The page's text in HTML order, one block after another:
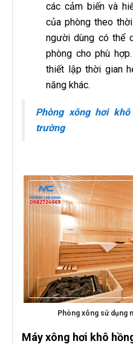
các cảm biến và
của phòng theo
người dùng có thể
phòng cho phù
thiết lập thời gian
năng khác.
Phòng xông hơi
trường
Phòng xông sử dụng
Máy xông hơi khô